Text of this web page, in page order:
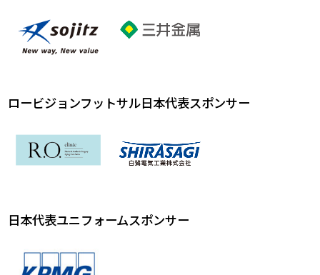
ロービジョンフットサル日本代表スポンサー
日本代表ユニフォームスポンサー